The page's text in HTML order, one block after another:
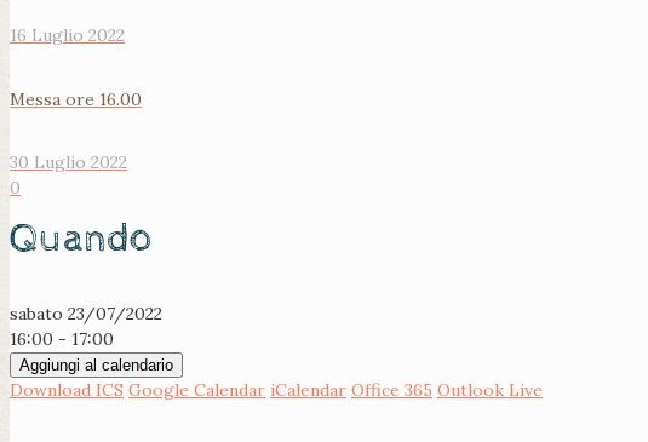
16 Luglio 2022
Messa ore 16.00
30 Luglio 2022
0
Quando
sabato 23/07/2022
16:00 - 17:00
Aggiungi al calendario
Download ICS Google Calendar iCalendar Office 365 Outlook Live